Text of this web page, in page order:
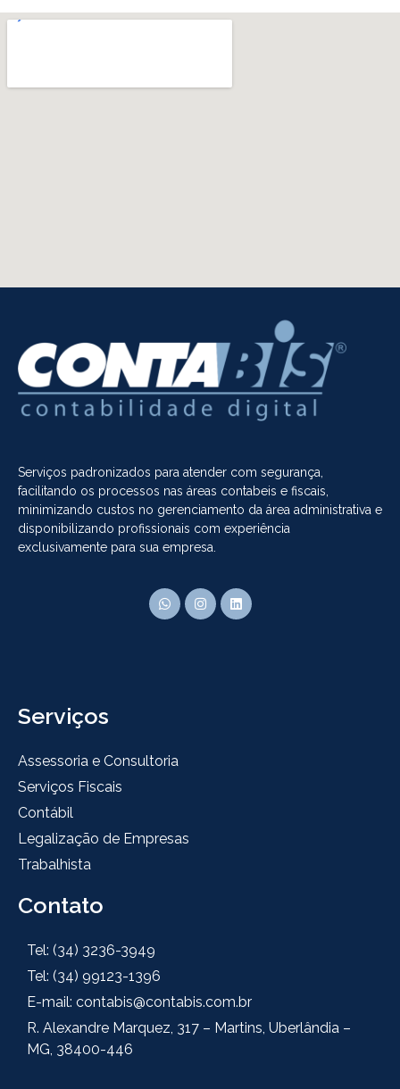
Serviços padronizados para atender com segurança,
facilitando os processos nas áreas contabeis e fiscais,
minimizando custos no gerenciamento da área administrativa e
disponibilizando profissionais com experiência
exclusivamente para sua empresa.
Serviços
Assessoria e Consultoria
Serviços Fiscais
Contábil
Legalização de Empresas
Trabalhista
Contato
Tel: (34) 3236-3949
Tel: (34) 99123-1396
E-mail: contabis@contabis.com.br
R. Alexandre Marquez, 317 – Martins, Uberlândia –
MG, 38400-446